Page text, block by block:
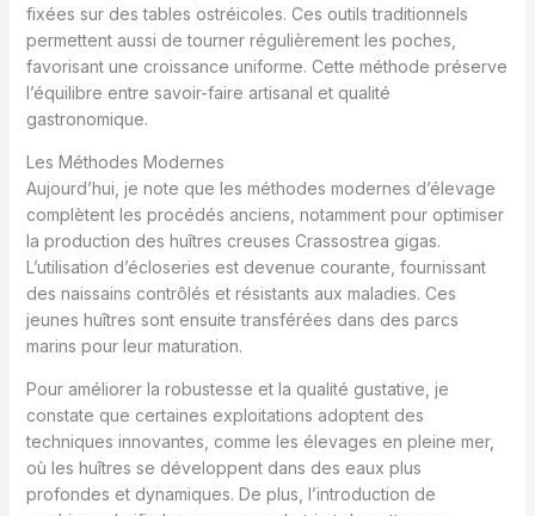
fixées sur des tables ostréicoles. Ces outils traditionnels
permettent aussi de tourner régulièrement les poches,
favorisant une croissance uniforme. Cette méthode préserve
l’équilibre entre savoir-faire artisanal et qualité
gastronomique.
Les Méthodes Modernes
Aujourd’hui, je note que les méthodes modernes d’élevage
complètent les procédés anciens, notamment pour optimiser
la production des huîtres creuses Crassostrea gigas.
L’utilisation d’écloseries est devenue courante, fournissant
des naissains contrôlés et résistants aux maladies. Ces
jeunes huîtres sont ensuite transférées dans des parcs
marins pour leur maturation.
Pour améliorer la robustesse et la qualité gustative, je
constate que certaines exploitations adoptent des
techniques innovantes, comme les élevages en pleine mer,
où les huîtres se développent dans des eaux plus
profondes et dynamiques. De plus, l’introduction de